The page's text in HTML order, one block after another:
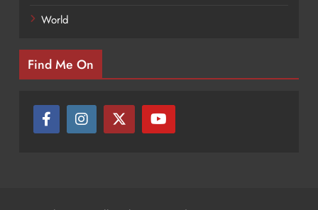
World
Find Me On